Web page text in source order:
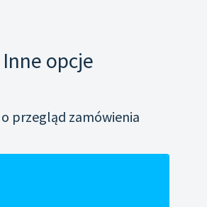
Inne opcje
przegląd zamówienia